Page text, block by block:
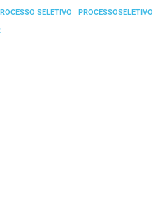
SELETIVO
PROCESSOSELETIVO